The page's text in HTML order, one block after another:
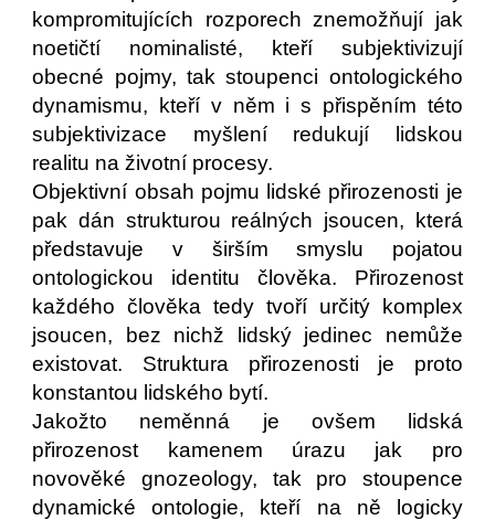
kompromitujících rozporech znemožňují jak
noetičtí nominalisté, kteří subjektivizují
obecné pojmy, tak stoupenci ontologického
dynamismu, kteří v něm i s přispěním této
subjektivizace myšlení redukují lidskou
realitu na životní procesy.
Objektivní obsah pojmu lidské přirozenosti je
pak dán strukturou reálných jsoucen, která
představuje v širším smyslu pojatou
ontologickou identitu člověka. Přirozenost
každého člověka tedy tvoří určitý komplex
jsoucen, bez nichž lidský jedinec nemůže
existovat. Struktura přirozenosti je proto
konstantou lidského bytí.
Jakožto neměnná je ovšem lidská
přirozenost kamenem úrazu jak pro
novověké gnozeology, tak pro stoupence
dynamické ontologie, kteří na ně logicky